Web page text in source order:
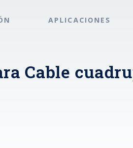
APLICACIONES
Cable